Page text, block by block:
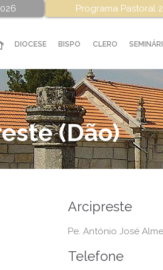
Programa Pastoral
DIOCESE BISPO CLERO
(Dão)
Arcipreste
Pe. António José
Telefone